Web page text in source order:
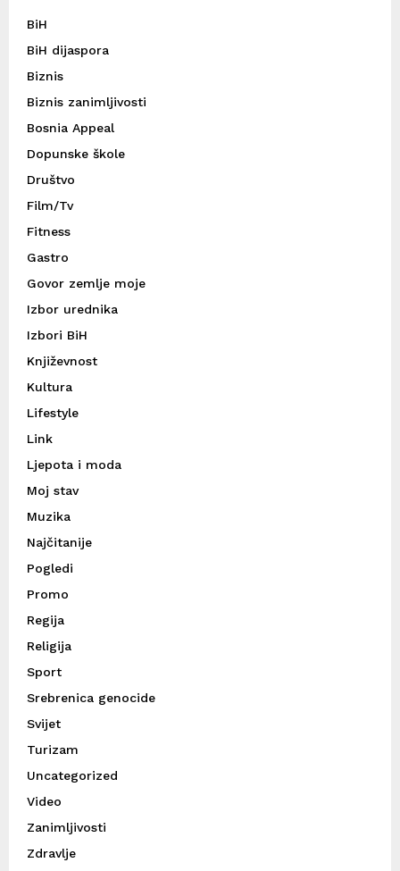
BiH
BiH dijaspora
Biznis
Biznis zanimljivosti
Bosnia Appeal
Dopunske škole
Društvo
Film/Tv
Fitness
Gastro
Govor zemlje moje
Izbor urednika
Izbori BiH
Književnost
Kultura
Lifestyle
Link
Ljepota i moda
Moj stav
Muzika
Najčitanije
Pogledi
Promo
Regija
Religija
Sport
Srebrenica genocide
Svijet
Turizam
Uncategorized
Video
Zanimljivosti
Zdravlje